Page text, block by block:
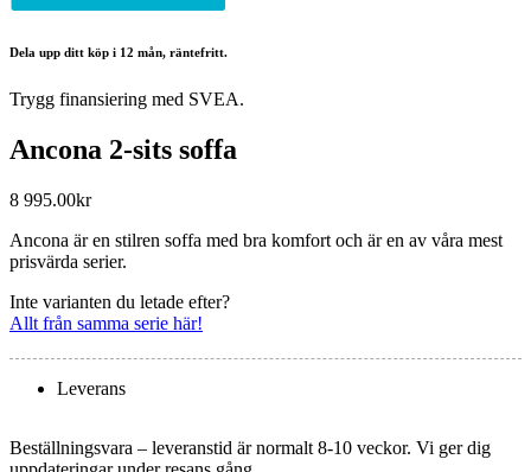
Dela upp ditt köp i 12 mån, räntefritt.
Trygg finansiering med SVEA.
Ancona 2-sits soffa
8 995.00kr
Ancona är en stilren soffa med bra komfort och är en av våra mest
prisvärda serier.
Inte varianten du letade efter?
Allt från samma serie här!
Leverans
Beställningsvara – leveranstid är normalt 8-10 veckor. Vi ger dig